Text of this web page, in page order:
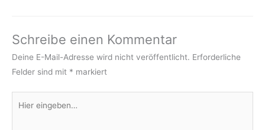
Schreibe einen Kommentar
Deine E-Mail-Adresse wird nicht veröffentlicht. Erforderliche
Felder sind mit * markiert
eingeben…